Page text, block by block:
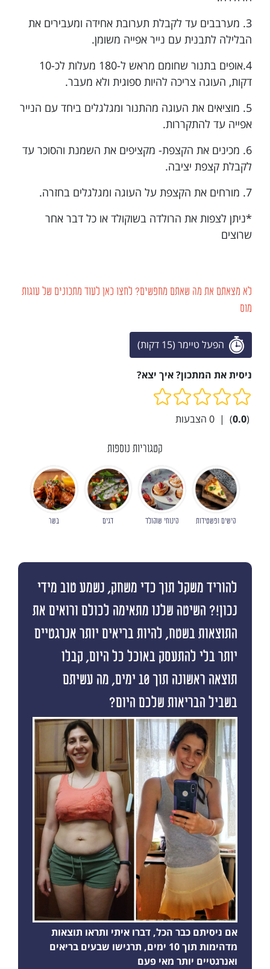
3. מערבבים עד לקבלת תערובת אחידה ומעבירים את
הבלילה לתבנית עם נייר אפייה משומן.
4.אופים בתנור שחומם מראש ל-180 מעלות לכ-10
דקות, העוגה צריכה להיות ספוגית ולא מעבר.
5. מוציאים את העוגה מהתנור ומגלגלים ביחד עם הנייר
אפייה עד להתקררות.
6. מכינים את הקצפת- מקציפים את השמנת והסוכר עד
לקבלת קצפת יציבה.
7. מורחים את הקצפת על העוגה ומגלגלים בחזרה.
*ניתן לצפות את הרולדה בשוקולד או כל דבר אחר
שרוצים
לא מצאתם את מה שאתם מחפשים? לחצו כאן לעוד מתכונים של עוגות
מוס
הפעל טיימר (15 דקות)
ניסית את המתכון? איך יצא?
(
0.0
)
|
0 הצבעות
קטגוריות נוספות
קישים ופשטידות קינוחי שוקולד דגים בשר
להוריד משקל תוך כדי משחק, נשמע טוב מידי
נכון!? השיטה שלנו מתאימה לכולם ורואים את
התוצאות בשטח, להיות בריאים יותר אנרגטיים
יותר בלי להתעסק באוכל כל היום, קבלו
תוצאה ראשונה תוך 10 ימים, מה עשיתם
בשביל הבריאות שלכם היום?
אם ניסיתם כבר הכל, דברו איתי ותראו תוצאות
מדהימות תוך 10 ימים, תרגישו שבעים בריאים
ואנרגטיים יותר מאי פעם